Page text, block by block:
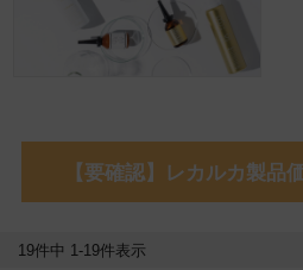
【要確認】レカルカ製品
19件中 1-19件表示